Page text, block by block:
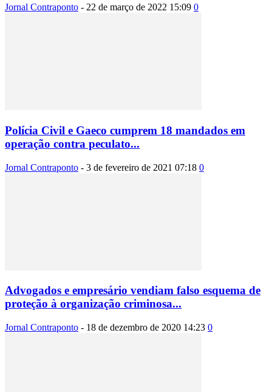
Jornal Contraponto - 22 de março de 2022 15:09 0
Polícia Civil e Gaeco cumprem 18 mandados em
operação contra peculato...
Jornal Contraponto - 3 de fevereiro de 2021 07:18 0
Advogados e empresário vendiam falso esquema de
proteção à organização criminosa...
Jornal Contraponto - 18 de dezembro de 2020 14:23 0